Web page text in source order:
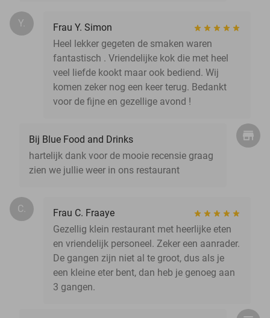
Y.
Frau Y. Simon
Heel lekker gegeten de smaken waren
fantastisch . Vriendelijke kok die met heel
veel liefde kookt maar ook bediend. Wij
komen zeker nog een keer terug. Bedankt
voor de fijne en gezellige avond !
Bij Blue Food and Drinks
hartelijk dank voor de mooie recensie graag
zien we jullie weer in ons restaurant
C.
Frau C. Fraaye
Gezellig klein restaurant met heerlijke eten
en vriendelijk personeel. Zeker een aanrader.
De gangen zijn niet al te groot, dus als je
een kleine eter bent, dan heb je genoeg aan
3 gangen.